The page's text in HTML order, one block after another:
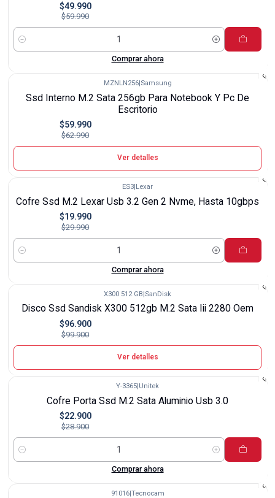
$49.990
$59.990
Cantidad
Comprar ahora
Agotado
MZNLN256| Samsung
Ssd Interno M.2 Sata 256gb Para Notebook Y Pc De
Escritorio
$59.990
$62.990
Ver detalles
ES3 Lexar
Cofre Ssd M.2 Lexar Usb 3.2 Gen 2 Nvme, Hasta 10gbps
$19.990
$29.990
Cantidad
Comprar ahora
Agotado
X300 512 GB|SanDisk
Disco Ssd Sandisk X300 512gb M.2 Sata Iii 2280 Oem
$96.900
$99.900
Ver detalles
Y-3365 Unitek
Cofre Porta Ssd M.2 Sata Aluminio Usb 3.0
$22.900
$28.900
Cantidad
Comprar ahora
91016|Tecnocam